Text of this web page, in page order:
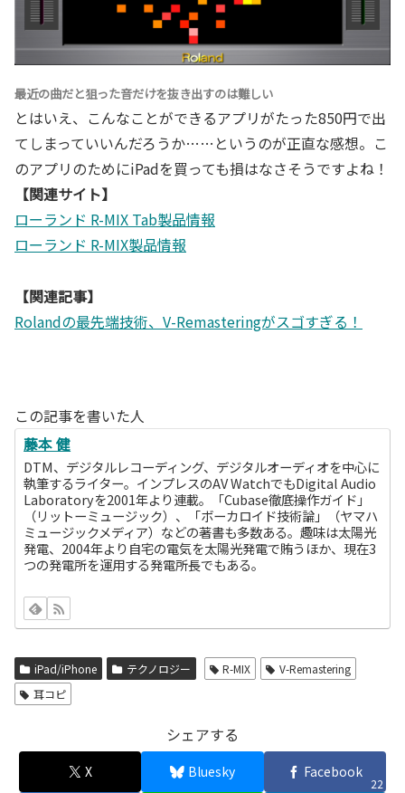
最近の曲だと狙った音だけを抜き出すのは難しい
とはいえ、こんなことができるアプリがたった850円で出
てしまっていいんだろうか……というのが正直な感想。こ
のアプリのためにiPadを買っても損はなさそうですよね！
【関連サイト】
ローランド R-MIX Tab製品情報
ローランド R-MIX製品情報
【関連記事】
Rolandの最先端技術、V-Remasteringがスゴすぎる！
この記事を書いた人
藤本 健
DTM、デジタルレコーディング、デジタルオーディオを中心に
執筆するライター。インプレスのAV WatchでもDigital Audio
Laboratoryを2001年より連載。「Cubase徹底操作ガイド」
（リットーミュージック）、「ボーカロイド技術論」（ヤマハ
ミュージックメディア）などの著書も多数ある。趣味は太陽光
発電、2004年より自宅の電気を太陽光発電で賄うほか、現在3
つの発電所を運用する発電所長でもある。
iPad/iPhone テクノロジー R-MIX
V-Remastering
耳コピ
シェアする
X Bluesky Facebook
22